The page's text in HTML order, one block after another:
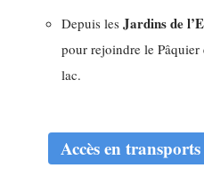
Depuis les Jardins de
pour rejoindre le
lac.
Accès en